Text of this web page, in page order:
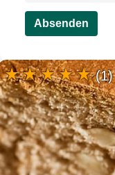
Absenden
(1)